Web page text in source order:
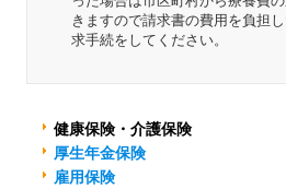
きますので請求書の費用を負担
求手続をしてください。
健康保険・介護保険
厚生年金保険
雇用保険